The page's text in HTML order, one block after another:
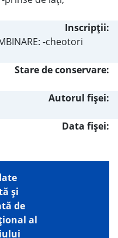
Inscripţii:
-cheotori
Stare de conservare:
Autorul fişei:
Data fișei:
şi
de
al